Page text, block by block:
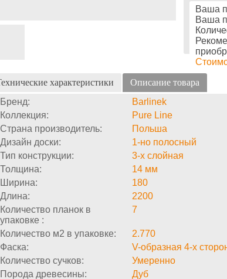
Ваша
Ваша
характеристики
Описание товара
Бренд:
Barlinek
Коллекция:
Pure Line
Страна производитель:
Польша
Дизайн доски:
1-но полосный
Тип конструкции:
3-х слойная
Толщина:
14 мм
Ширина:
180
Длина:
2200
Количество планок в
упаковке :
7
Количество м2 в упаковке:
2.770
Фаска:
V-образная 4-х
Количество сучков:
Умеренно
Порода древесины:
Дуб